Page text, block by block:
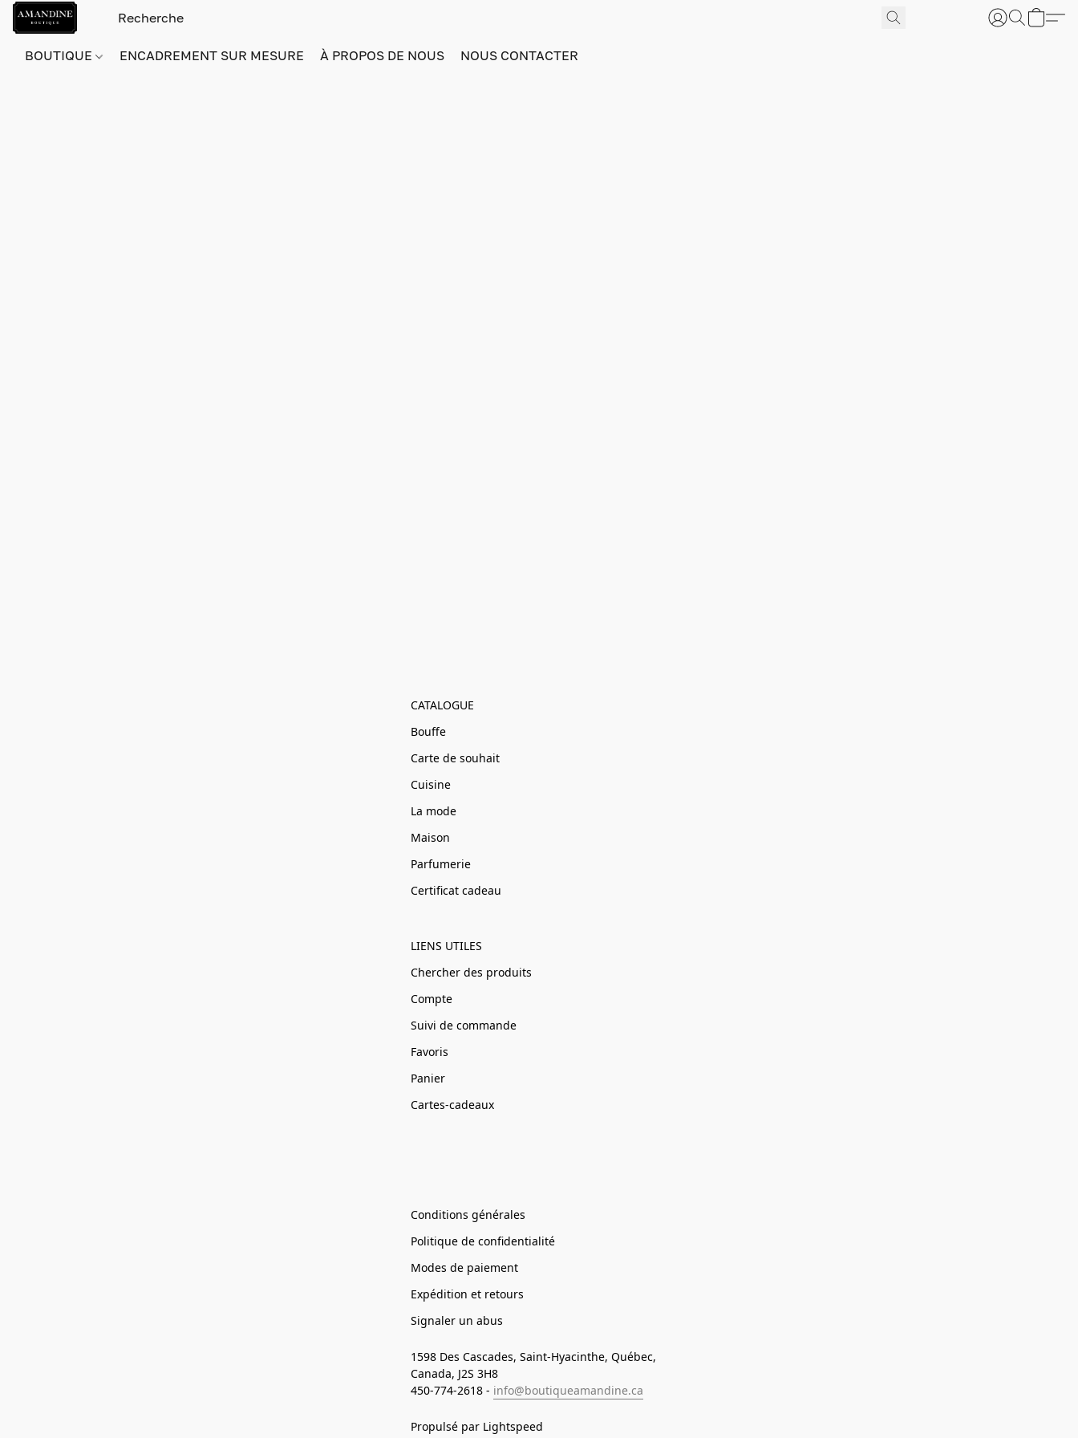
BOUTIQUE ENCADREMENT SUR MESURE À PROPOS DE NOUS NOUS CONTACTER
CATALOGUE
Bouffe
Carte de souhait
Cuisine
La mode
Maison
Parfumerie
Certificat cadeau
LIENS UTILES
Chercher des produits
Compte
Suivi de commande
Favoris
Panier
Cartes-cadeaux
Conditions générales
Politique de confidentialité
Modes de paiement
Expédition et retours
Signaler un abus
1598 Des Cascades, Saint-Hyacinthe, Québec,
Canada, J2S 3H8
450-774-2618 - info@boutiqueamandine.ca
Propulsé par Lightspeed